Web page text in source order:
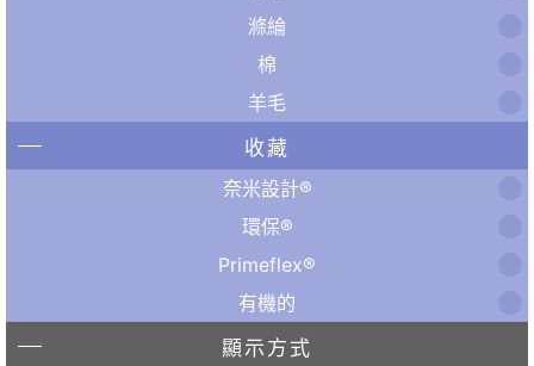
滌綸
棉
羊毛
收藏
奈米設計®
環保®
Primeflex®
有機的
顯示方式